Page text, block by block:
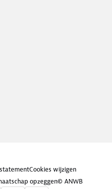
Cookies wijzigen
opzeggen© ANWB